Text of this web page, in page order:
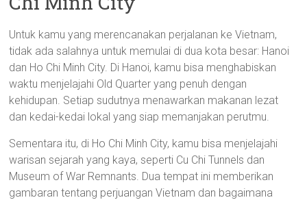
Untuk kamu yang merencanakan perjalanan ke Vietnam,
tidak ada salahnya untuk memulai di dua kota besar: Hanoi
dan Ho Chi Minh City. Di Hanoi, kamu bisa menghabiskan
waktu menjelajahi Old Quarter yang penuh dengan
kehidupan. Setiap sudutnya menawarkan makanan lezat
dan kedai-kedai lokal yang siap memanjakan perutmu.
Sementara itu, di Ho Chi Minh City, kamu bisa menjelajahi
warisan sejarah yang kaya, seperti Cu Chi Tunnels dan
Museum of War Remnants. Dua tempat ini memberikan
gambaran tentang perjuangan Vietnam dan bagaimana